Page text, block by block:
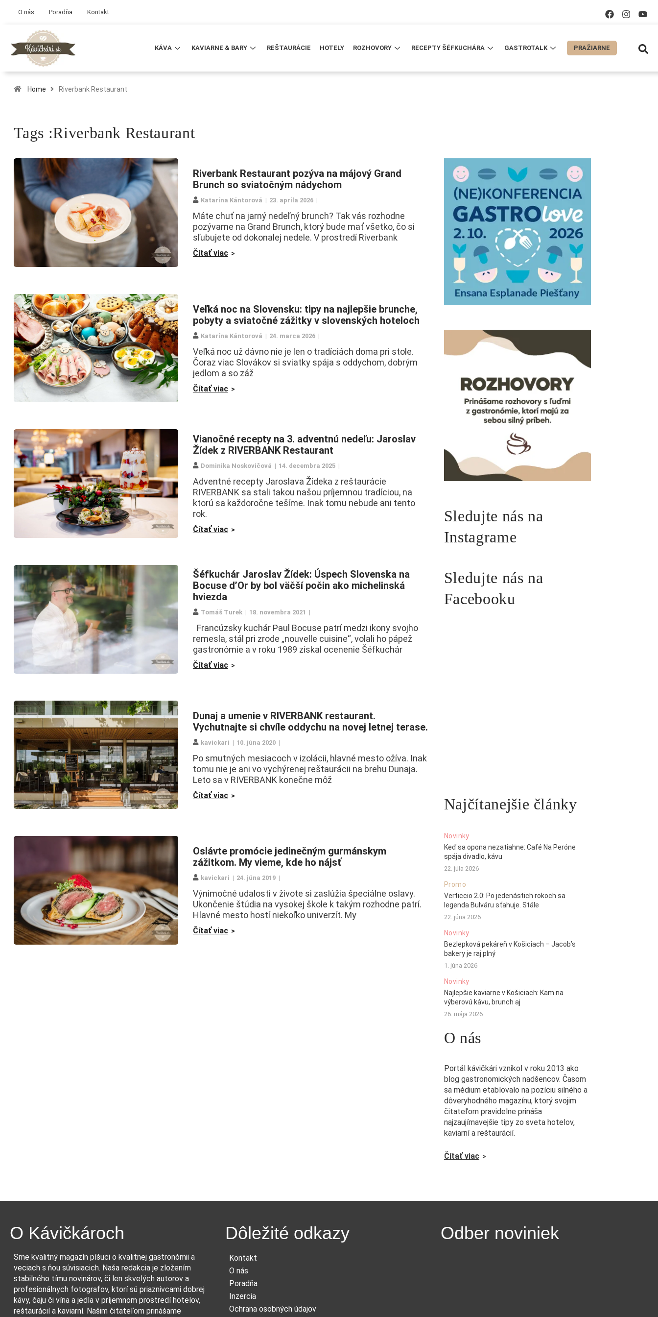
O nás Poradňa Kontakt
KÁVA KAVIARNE & BARY REŠTAURÁCIE HOTELY ROZHOVORY RECEPTY ŠÉFKUCHÁRA GASTROTALK PRAŽIARNE
Home Riverbank Restaurant
Tags :Riverbank Restaurant
Riverbank Restaurant pozýva na májový Grand
Brunch so sviatočným nádychom
Katarína Kántorová 23. apríla 2026
Máte chuť na jarný nedeľný brunch? Tak vás rozhodne
pozývame na Grand Brunch, ktorý bude mať všetko, čo si
sľubujete od dokonalej nedele. V prostredí Riverbank
Čítať viac
Veľká noc na Slovensku: tipy na najlepšie brunche,
pobyty a sviatočné zážitky v slovenských hoteloch
Katarína Kántorová 24. marca 2026
Veľká noc už dávno nie je len o tradíciách doma pri stole.
Čoraz viac Slovákov si sviatky spája s oddychom, dobrým
jedlom a so záž
Čítať viac
Vianočné recepty na 3. adventnú nedeľu: Jaroslav
Žídek z RIVERBANK Restaurant
Dominika Noskovičová 14. decembra 2025
Adventné recepty Jaroslava Žídeka z reštaurácie
RIVERBANK sa stali takou našou príjemnou tradíciou, na
ktorú sa každoročne tešíme. Inak tomu nebude ani tento
rok.
Čítať viac
Šéfkuchár Jaroslav Žídek: Úspech Slovenska na
Bocuse d’Or by bol väčší počin ako michelinská
hviezda
Tomáš Turek 18. novembra 2021
Francúzsky kuchár Paul Bocuse patrí medzi ikony svojho
remesla, stál pri zrode „nouvelle cuisine“, volali ho pápež
gastronómie a v roku 1989 získal ocenenie Šéfkuchár
Čítať viac
Dunaj a umenie v RIVERBANK restaurant.
Vychutnajte si chvíle oddychu na novej letnej terase.
kavickari 10. júna 2020
Po smutných mesiacoch v izolácii, hlavné mesto ožíva. Inak
tomu nie je ani vo vychýrenej reštaurácii na brehu Dunaja.
Leto sa v RIVERBANK konečne môž
Čítať viac
Oslávte promócie jedinečným gurmánskym
zážitkom. My vieme, kde ho nájsť
kavickari 24. júna 2019
Výnimočné udalosti v živote si zaslúžia špeciálne oslavy.
Ukončenie štúdia na vysokej škole k takým rozhodne patrí.
Hlavné mesto hostí niekoľko univerzít. My
Čítať viac
Sledujte nás na
Instagrame
Sledujte nás na
Facebooku
Najčítanejšie články
Novinky
Keď sa opona nezatiahne: Café Na Peróne
spája divadlo, kávu
22. júla 2026
Promo
Verticcio 2.0: Po jedenástich rokoch sa
legenda Bulváru sťahuje. Stále
22. júna 2026
Novinky
Bezlepková pekáreň v Košiciach – Jacob’s
bakery je raj plný
1. júna 2026
Novinky
Najlepšie kaviarne v Košiciach: Kam na
výberovú kávu, brunch aj
26. mája 2026
O nás
Portál kávičkári vznikol v roku 2013 ako
blog gastronomických nadšencov. Časom
sa médium etablovalo na pozíciu silného a
dôveryhodného magazínu, ktorý svojim
čitateľom pravidelne prináša
najzaujímavejšie tipy zo sveta hotelov,
kaviarní a reštaurácií.
Čítať viac
O Kávičkároch
Sme kvalitný magazín píšuci o kvalitnej gastronómii a
veciach s ňou súvisiacich. Naša redakcia je zložením
stabilného tímu novinárov, či len skvelých autorov a
profesionálnych fotografov, ktorí sú priaznivcami dobrej
kávy, čaju či vína a jedla v príjemnom prostredí hotelov,
reštaurácií a kaviarní. Našim čitateľom prinášame
Dôležité odkazy
Kontakt
O nás
Poradňa
Inzercia
Ochrana osobných údajov
Odber noviniek